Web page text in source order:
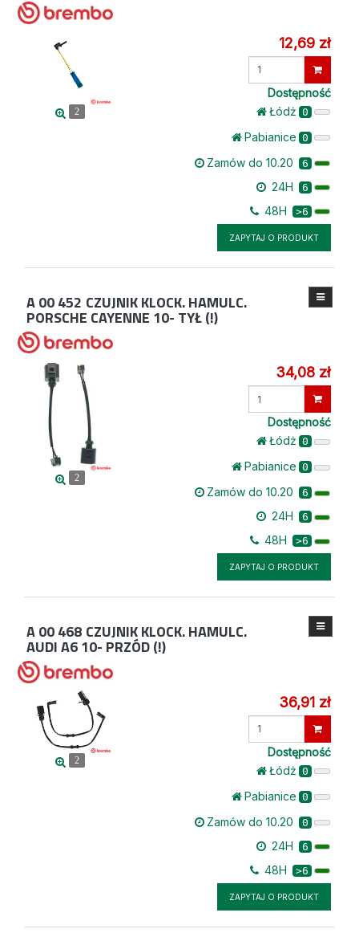
2
12,69 zł
Wprowadź
Dostępność
Łódż 0
Pabianice 0
Zamów do 10.20 6
24H 6
48H >6
ZAPYTAJ O PRODUKT
A 00 452 CZUJNIK KLOCK. HAMULC.
PORSCHE CAYENNE 10- TYŁ (!)
2
34,08 zł
Dostępność
Łódż 0
Pabianice 0
Zamów do 10.20 6
24H 6
48H >6
ZAPYTAJ O PRODUKT
A 00 468 CZUJNIK KLOCK. HAMULC.
AUDI A6 10- PRZÓD (!)
2
36,91 zł
Wprowadź
Dostępność
Łódż 0
Pabianice 0
Zamów do 10.20 0
24H 6
48H >6
ZAPYTAJ O PRODUKT